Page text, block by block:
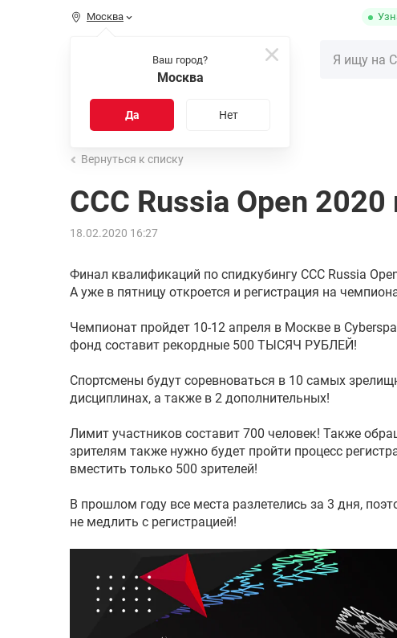
Москва
Ваш город?
Москва
Да Нет
КАТАЛОГ
Распродажа
Вернуться к списку
CCC Russia Open 2020
18.02.2020 16:27
Финал квалификаций по спидкубингу CCC Russia
А уже в пятницу откроется и регистрация на
Чемпионат пройдет 10-12 апреля в Москве в
фонд составит рекордные 500 ТЫСЯЧ РУБЛЕЙ!
Спортсмены будут соревноваться в 10 самых
дисциплинах, а также в 2 дополнительных!
Лимит участников составит 700 человек! Также
зрителям также нужно будет пройти процесс
вместить только 500 зрителей!
В прошлом году все места разлетелись за 3 дня,
не медлить с регистрацией!